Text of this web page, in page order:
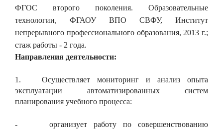
ФГОС второго поколения. Образовательные
технологии, ФГАОУ ВПО СВФУ, Институт
непрерывного профессионального образования, 2013 г.;
стаж работы - 2 года.
Направления деятельности:
1. Осуществляет мониторинг и анализ опыта
эксплуатации автоматизированных систем
планирования учебного процесса:
- организует работу по совершенствованию